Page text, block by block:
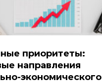
приоритеты:
направления
экономического